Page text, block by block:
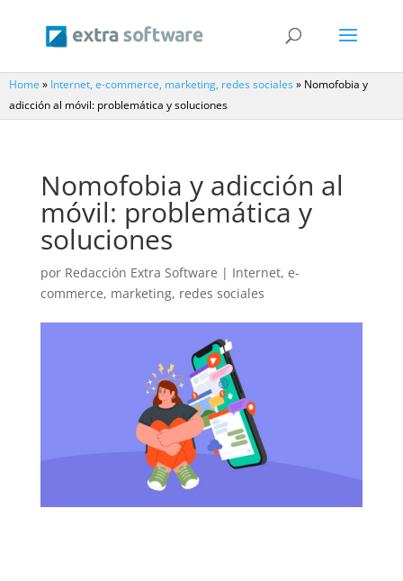
Home » Internet, e-commerce, marketing, redes sociales» Nomofobia y
adicción al móvil: problemática y soluciones
Nomofobia y adicción al
móvil: problemática y
soluciones
por Redacción Extra Software | Internet, e-
commerce, marketing, redes sociales